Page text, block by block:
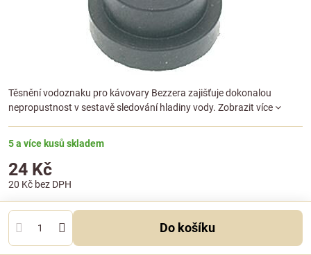
Těsnění vodoznaku pro kávovary Bezzera zajišťuje dokonalou
nepropustnost v sestavě sledování hladiny vody. Zobrazit více
5 a více kusů skladem
24 Kč
20 Kč bez DPH
Do košíku